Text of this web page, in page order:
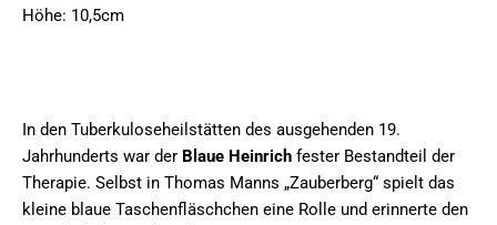
Höhe: 10,5cm
In den Tuberkuloseheilstätten des ausgehenden 19.
Jahrhunderts war der Blaue Heinrich fester Bestandteil der
Therapie. Selbst in Thomas Manns „Zauberberg“ spielt das
kleine blaue Taschenfläschchen eine Rolle und erinnerte den